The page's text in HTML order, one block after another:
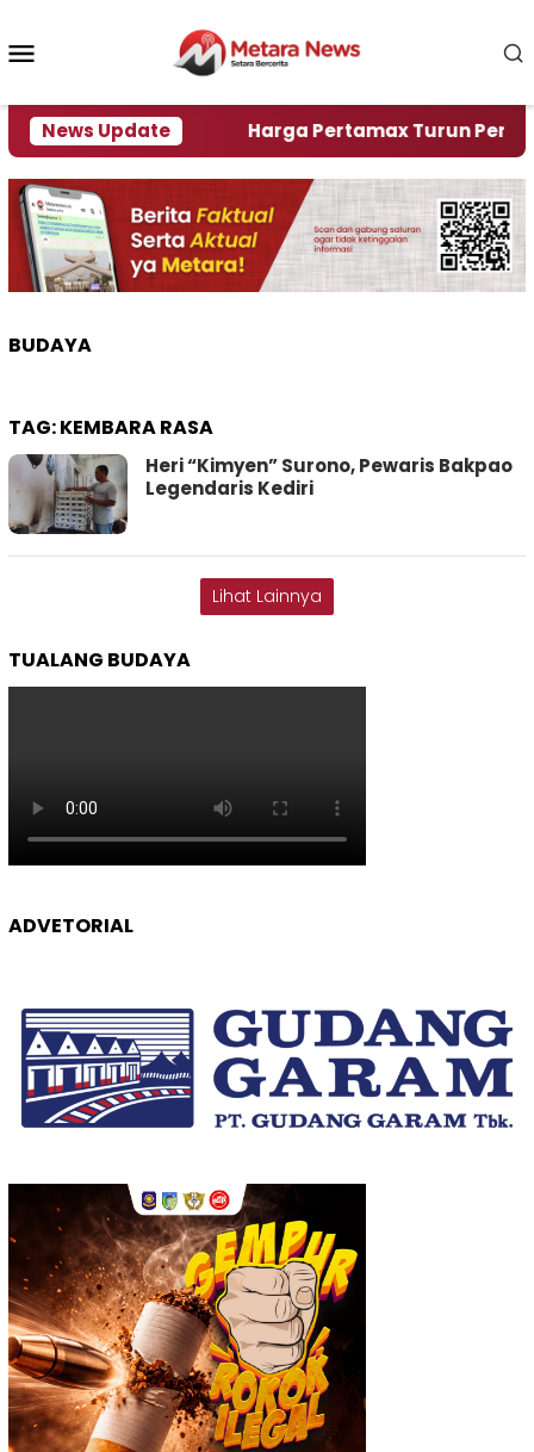
konten
News Update
Krisi Air Harga Pertamax Turun Per Hari
BUDAYA
TAG:KEMBARA RASA
Heri “Kimyen” Surono, Pewaris Bakpao
Legendaris Kediri
Lihat Lainnya
TUALANG BUDAYA
ADVETORIAL